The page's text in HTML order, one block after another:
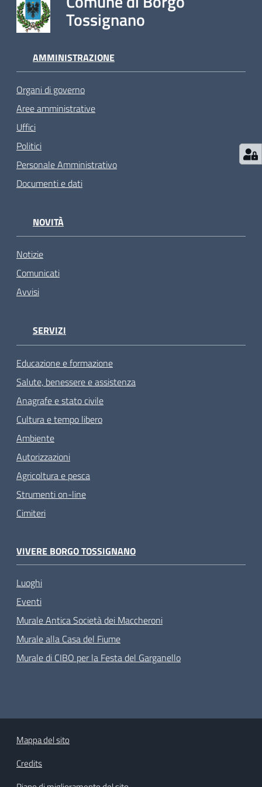
Tossignano
AMMINISTRAZIONE
Organi di governo
Aree amministrative
Uffici
Politici
Personale Amministrativo
Documenti e dati
NOVITÀ
Notizie
Comunicati
Avvisi
SERVIZI
Educazione e formazione
Salute, benessere e assistenza
Anagrafe e stato civile
Cultura e tempo libero
Ambiente
Autorizzazioni
Agricoltura e pesca
Strumenti on-line
Cimiteri
VIVERE BORGO TOSSIGNANO
Luoghi
Eventi
Murale Antica Società dei Maccheroni
Murale alla Casa del Fiume
Murale di CIBO per la Festa del Garganello
Mappa del sito
Credits